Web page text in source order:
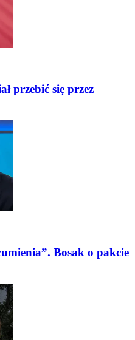
przebić się przez
Bosak o pakcie